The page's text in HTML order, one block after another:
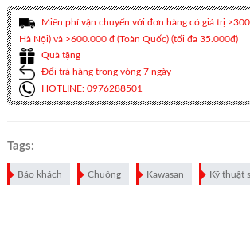
Miễn phí vận chuyển với đơn hàng có giá trị
Hà Nội) và >600.000 đ (Toàn Quốc) (tối đa 35.000đ)
Quà tặng
Đổi trả hàng trong vòng 7 ngày
HOTLINE: 0976288501
Tags:
Báo khách Chuông Kawasan Kỹ thuật